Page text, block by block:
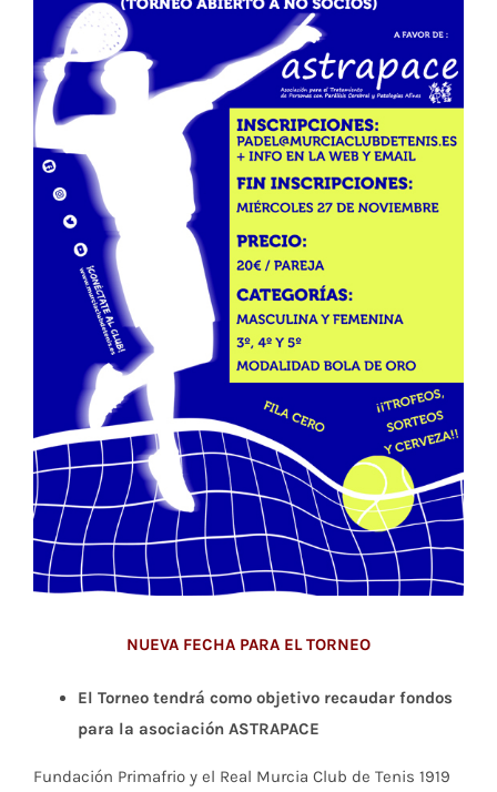
NUEVA FECHA PARA EL TORNEO
El Torneo tendrá como objetivo recaudar fondos
para la asociación ASTRAPACE
Fundación Primafrio y el Real Murcia Club de Tenis 1919